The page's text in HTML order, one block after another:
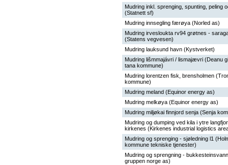
Mudring inkl. sprenging, spunting, peling
(Statnett sf)
Mudring innsegling færøya (Norled as)
Mudring irvesloukta rv94 grøtnes -
(Statens vegvesen)
Mudring lauksund havn (Kystverket)
Mudring lišmmajávri / lismajævri (Deanu
tana kommune)
Mudring lorentzen fisk, brensholmen
kommune)
Mudring meland (Equinor energy as)
Mudring melkøya (Equinor energy as)
Mudring miljøkai finnjord senja (Senja
Mudring og dumping ved kila i ytre
kirkenes (Kirkenes industrial logistics
Mudring og sprenging - sjøledning l1
kommune tekniske tjenester)
Mudring og sprengning -
gruppen norge as)